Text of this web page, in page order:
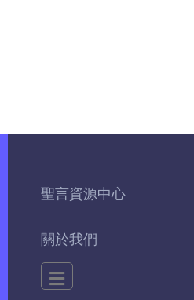
聖言資源中心
關於我們